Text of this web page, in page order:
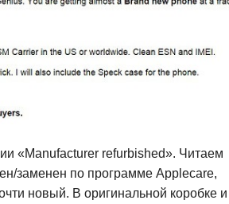
«Manufacturer refurbished». Читаем
заменен по программе Applecare,
новый. В оригинальной коробке и